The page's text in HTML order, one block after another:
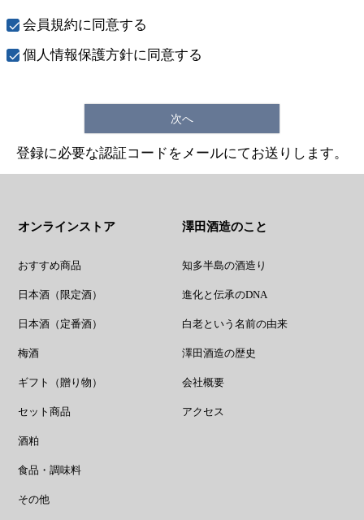
会員規約に同意する
個人情報保護方針に同意する
次へ
登録に必要な認証コードをメールにてお送りします。
オンラインストア
おすすめ商品
日本酒（限定酒）
日本酒（定番酒）
梅酒
ギフト（贈り物）
セット商品
酒粕
食品・調味料
その他
澤田酒造のこと
知多半島の酒造り
進化と伝承のDNA
白老という名前の由来
澤田酒造の歴史
会社概要
アクセス